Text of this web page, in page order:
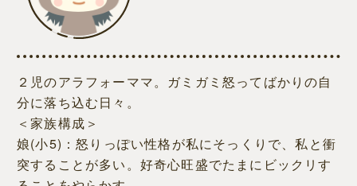
２児のアラフォーママ。ガミガミ怒ってばかりの自
分に落ち込む日々。
＜家族構成＞
娘(小5)：怒りっぽい性格が私にそっくりで、私と衝
突することが多い。好奇心旺盛でたまにビックリす